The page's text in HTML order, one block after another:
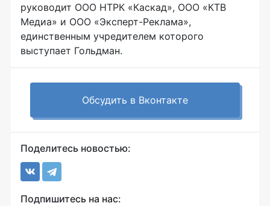
руководит ООО НТРК «Каскад», ООО «КТВ
Медиа» и ООО «Эксперт-Реклама»,
единственным учредителем которого
выступает Гольдман.
Обсудить в Вконтакте
Поделитесь новостью:
Подпишитесь на нас: